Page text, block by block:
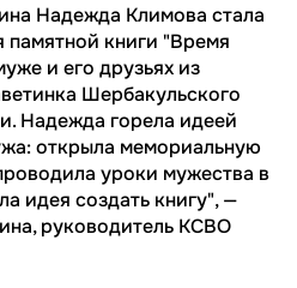
Надежда Климова стала
книги "Время
и его друзьях из
Шербакульского
Надежда горела идеей
открыла мемориальную
уроки мужества в
идея создать книгу", —
руководитель КСВО